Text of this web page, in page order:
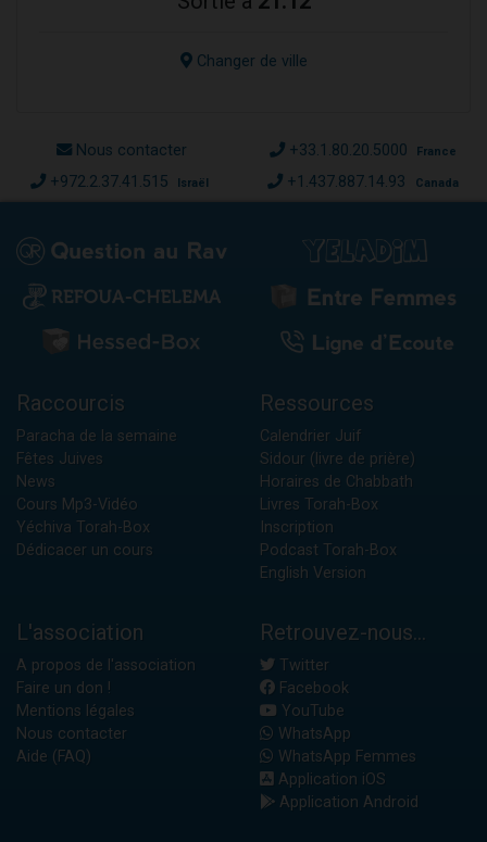
Changer de ville
Nous contacter +33.1.80.20.5000 France
+972.2.37.41.515 Israël +1.437.887.14.93 Canada
Raccourcis
Paracha de la semaine
Fêtes Juives
News
Cours Mp3-Vidéo
Yéchiva Torah-Box
Dédicacer un cours
Ressources
Calendrier Juif
Sidour (livre de prière)
Horaires de Chabbath
Livres Torah-Box
Inscription
Podcast Torah-Box
English Version
L'association
A propos de l'association
Faire un don !
Mentions légales
Nous contacter
Aide (FAQ)
Retrouvez-nous...
Twitter
Facebook
YouTube
WhatsApp
WhatsApp Femmes
Application iOS
Application Android